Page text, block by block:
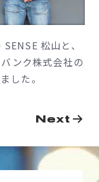
松山と、
ンク株式会社の
した。
Next